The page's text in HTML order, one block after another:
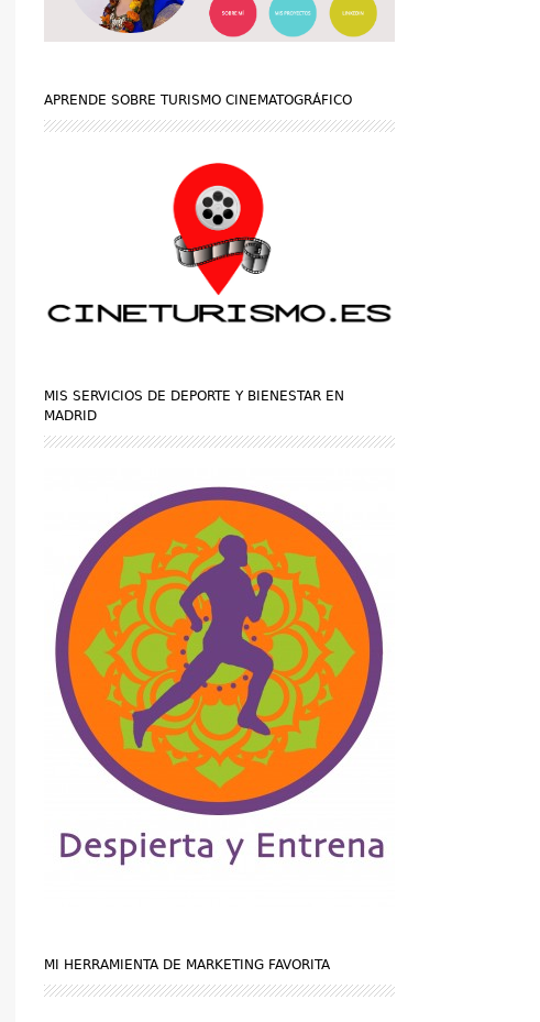
APRENDE SOBRE TURISMO CINEMATOGRÁFICO
MIS SERVICIOS DE DEPORTE Y BIENESTAR EN
MADRID
MI HERRAMIENTA DE MARKETING FAVORITA